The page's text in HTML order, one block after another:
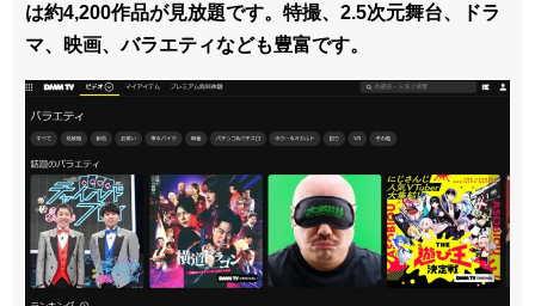
は約4,200作品が見放題です。特撮、2.5次元舞台、ドラ
マ、映画、バラエティなども豊富です。